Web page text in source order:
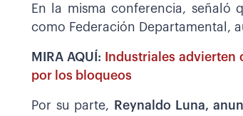
En la misma conferencia, señaló
como Federación Departamental,
MIRA AQUÍ:
Industriales advierten
por los bloqueos
Por su parte, Reynaldo Luna,